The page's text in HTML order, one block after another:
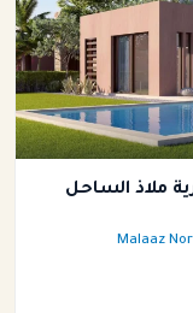
في قرية ملاذ الساحل